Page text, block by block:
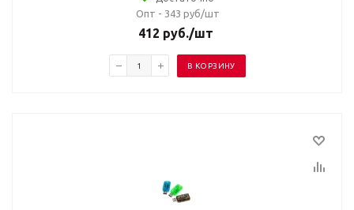
Опт - 343 руб/шт
412 руб./шт
В КОРЗИНУ